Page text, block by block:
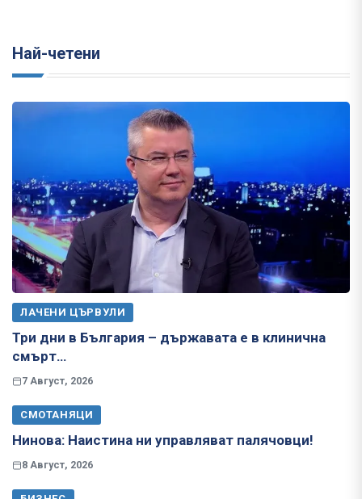
Най-четени
ЛАЧЕНИ ЦЪРВУЛИ
Три дни в България – държавата е в клинична
смърт…
7 Август, 2026
СМОТАНЯЦИ
Нинова: Наистина ни управляват палячовци!
8 Август, 2026